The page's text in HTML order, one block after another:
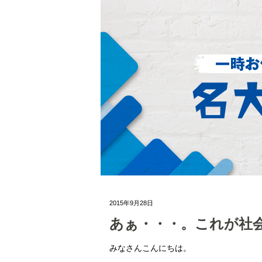
2015年9月28日
あぁ・・・。これが社
みなさんこんにちは。